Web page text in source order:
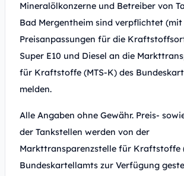
Mineralölkonzerne und Betreiber von
Bad Mergentheim sind verpflichtet (mit
Preisanpassungen für die
Super E10 und Diesel an die
für Kraftstoffe (MTS-K) des
melden.
Alle Angaben ohne Gewähr. Preis-
der Tankstellen werden von der
Markttransparenzstelle für Kraftstoffe
Bundeskartellamts zur Verfügung